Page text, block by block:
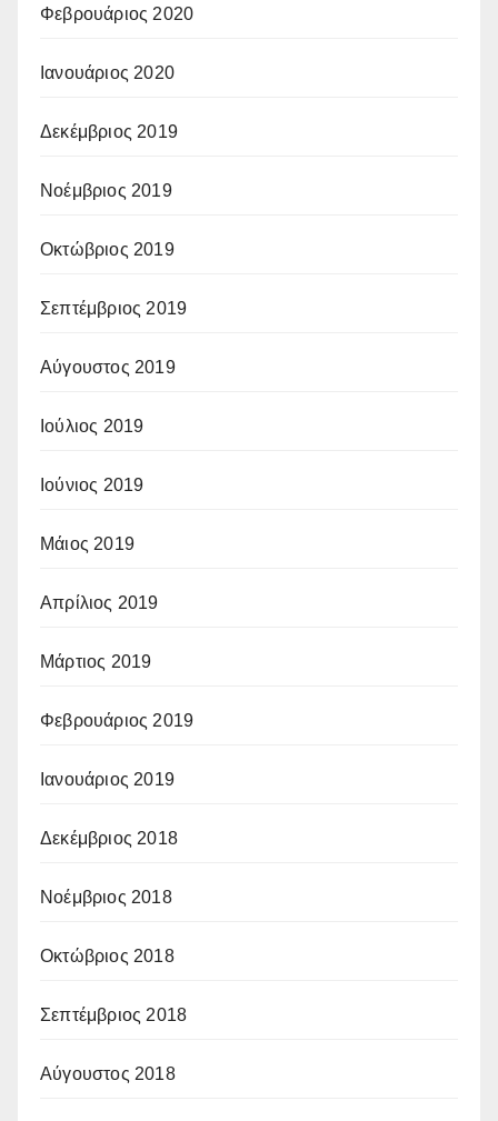
Φεβρουάριος 2020
Ιανουάριος 2020
Δεκέμβριος 2019
Νοέμβριος 2019
Οκτώβριος 2019
Σεπτέμβριος 2019
Αύγουστος 2019
Ιούλιος 2019
Ιούνιος 2019
Μάιος 2019
Απρίλιος 2019
Μάρτιος 2019
Φεβρουάριος 2019
Ιανουάριος 2019
Δεκέμβριος 2018
Νοέμβριος 2018
Οκτώβριος 2018
Σεπτέμβριος 2018
Αύγουστος 2018